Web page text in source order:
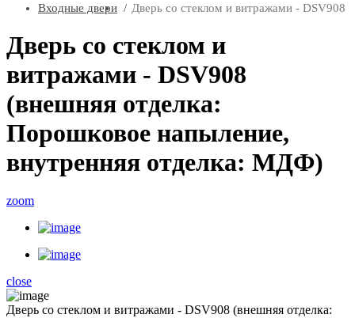
Входные двери Дверь со стеклом и витражами - DSV908
Дверь со стеклом и
витражами - DSV908
(внешняя отделка:
Порошковое напыление,
внутренняя отделка: МДФ)
zoom
close
Дверь со стеклом и витражами - DSV908 (внешняя отделка: